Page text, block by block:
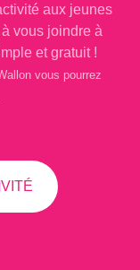
aux jeunes
vous joindre à
et gratuit !
vous pourrez